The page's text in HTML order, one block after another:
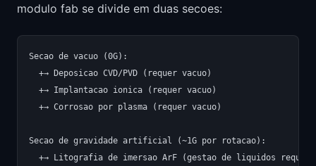
modulo fab se divide em duas secoes:
Secao de vacuo (0G):
  +→ Deposicao CVD/PVD (requer vacuo)
  +→ Implantacao ionica (requer vacuo)
  +→ Corrosao por plasma (requer vacuo)
Secao de gravidade artificial (~1G por rotacao):
+→ Litografia de imersao ArF (gestao de liquidos requer